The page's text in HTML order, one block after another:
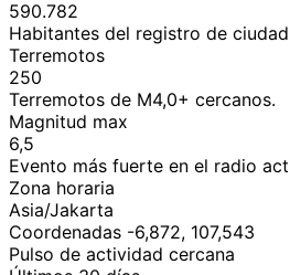
590.782
Habitantes del registro de
Terremotos
250
Terremotos de M4,0+ cercanos.
Magnitud max
6,5
Evento más fuerte en el radio
Zona horaria
Asia/Jakarta
Coordenadas -6,872, 107,543
Pulso de actividad cercana